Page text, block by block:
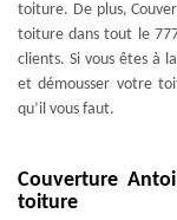
toiture. De plus,
toiture dans tout le
clients. Si vous êtes à
et démousser votre
qu’il vous faut.
Couverture
toiture